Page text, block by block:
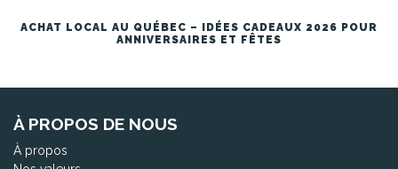
ACHAT LOCAL AU QUÉBEC – IDÉES CADEAUX 2026 POUR
ANNIVERSAIRES ET FÊTES
À PROPOS DE NOUS
À propos